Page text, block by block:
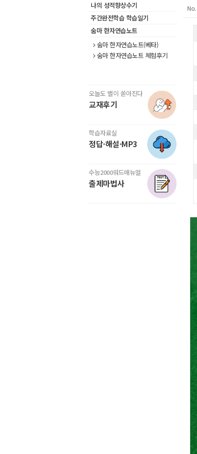
나의 성적향상수기
주간완전학습 학습일기
숨마 한자연습노트
숨마 한자연습노트(베타)
숨마 한자연습노트 체험후기
오늘도 별이 쏟아진다
교재후기
학습자료실
정답·해설·MP3
수능2000워드매뉴얼
출제마법사
No.